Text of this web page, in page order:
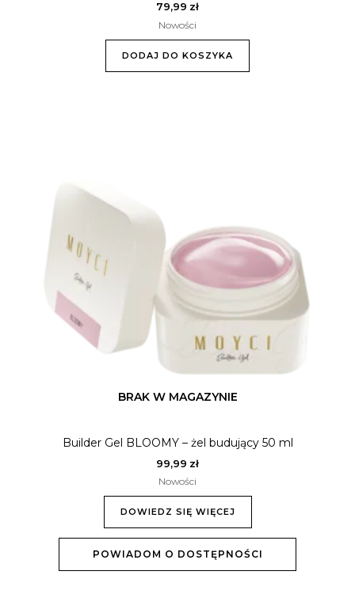
79,99 zł
Nowości
DODAJ DO KOSZYKA
BRAK W MAGAZYNIE
Builder Gel BLOOMY – żel budujący 50 ml
99,99 zł
Nowości
DOWIEDZ SIĘ WIĘCEJ
POWIADOM O DOSTĘPNOŚCI